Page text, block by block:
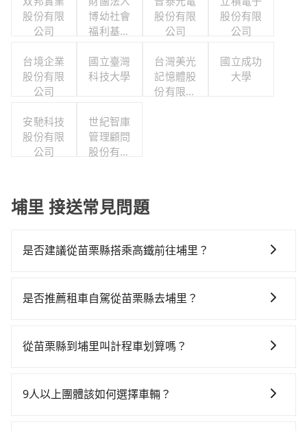
股份有限
公司
博幼社會
福利基金
股份有限
公司
股份有限
公司
台境企業
股份有限
公司
國立臺灣
科技大學
台灣美光
記憶體股
份有限公
國立成功
大學
安馳科技
股份有限
公司
世紀智庫
管理顧問
股份有限
埔里 接送常見問題
是否建議從苗栗縣搭乘高鐵前往埔里？
轉車麻煩，且難叫計程車前往高鐵站！苗栗-台中雖然一
縣苗栗市前往最靠近的苗栗高鐵站，叫一輛計程車花費
分鐘（平均17分）的高鐵從苗栗站前往台中高鐵站，每
是否推薦租車自駕從苗栗縣去埔里？
時不需要閉目養神（因為要自己開車），最重要的是你
$115~205承租小轎車，每公里再額外加收$3.2，從苗栗
從苗栗縣到埔里叫計程車划算嗎？
灣大車隊，如果在路邊攔不到車，也可考慮打電話至附
9人以上團體該如何選擇車輛？